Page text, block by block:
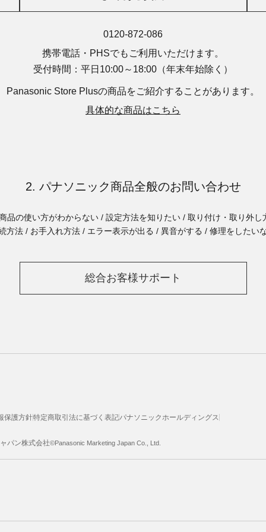
0120-872-086
携帯電話・PHSでもご利用いただけます。
受付時間：平日10:00～18:00 （年末年始除く）
Panasonic Store Plusの商品をご紹介することがあります。
具体的な商品はこちら
2. パナソニック商品全般のお問い合わせ
品の使い方がわからない / 設定方法を知りたい / 取り付け・取り外し
方法 / お手入れ方法 / エラー表示が出る / 異音がする / 修理をしたい
総合お客様サポート
保護方針特定商取引法に基づく表記パナソニックホールディングス
パン株式会社©Panasonic Marketing Japan Co., Ltd.